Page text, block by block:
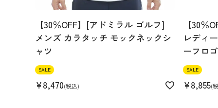
【30％OFF】[アドミラル ゴルフ]
メンズ カラタッチ モックネックシ
ャツ
SALE
¥8,470 税込
【30％
レディ
ーフロ
SALE
¥8,855